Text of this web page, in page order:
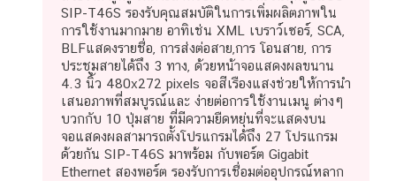
SIP-T46S รองรับคุณสมบัติในการเพิ่มผลิตภาพใน
การใช้งานมากมาย อาทิเช่น XML เบราว์เซอร์, SCA,
BLFแสดงรายชื่อ, การส่งต่อสาย,การ โอนสาย, การ
ประชุมสายได้ถึง 3 ทาง, ด้วยหน้าจอแสดงผลขนาน
4.3 นิ้ว 480x272 pixels จอสีเรืองแสงช่วยให้การนำ
เสนอภาพที่สมบูรณ์และ ง่ายต่อการใช้งานเมนู ต่างๆ
บวกกับ 10 ปุ่มสาย ที่มีความยืดหยุ่นที่จะแสดงบน
จอแสดงผลสามารถตั้งโปรแกรมได้ถึง 27 โปรแกรม
ด้วยกัน SIP-T46S มาพร้อม กับพอร์ต Gigabit
Ethernet สองพอร์ต รองรับการเชื่อมต่ออุปกรณ์หลาก